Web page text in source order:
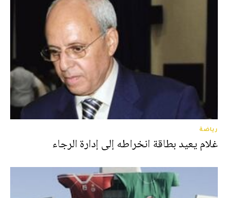
رياضة
غلام يعيد بطاقة انخراطه إلى إدارة الرجاء